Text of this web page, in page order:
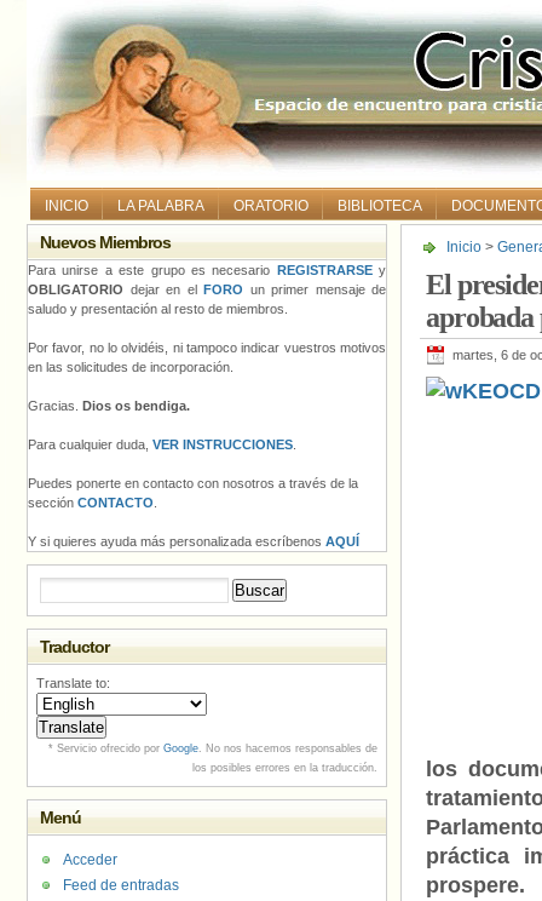
INICIO LA PALABRA ORATORIO BIBLIOTECA
Inicio >
El
aprobada
martes, 6 de
los
práctica
prospere.
Nuevos Miembros
Para unirse a este grupo es necesario REGISTRARSEy
OBLIGATORIO dejar en el FORO un primer mensaje de
saludo y presentación al resto de miembros.
Por favor, no lo olvidéis, ni tampoco indicar vuestros motivos
en las solicitudes de incorporación.
Gracias. Dios os bendiga.
Para cualquier duda, VER INSTRUCCIONES
Puedes ponerte en contacto con nosotros a través de la
sección CONTACTO
Y si quieres ayuda más personalizada escríbenos AQUÍ
Traductor
Translate to:
* Servicio ofrecido por Google. No nos hacemos responsables de
los posibles errores en la traducción.
Menú
Acceder
Feed de entradas